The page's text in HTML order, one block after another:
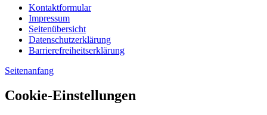
Kontaktformular
Impressum
Seitenübersicht
Datenschutzerklärung
Barrierefreiheitserklärung
Seitenanfang
Cookie-Einstellungen